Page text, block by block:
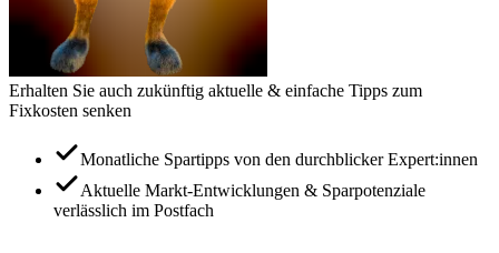
Erhalten Sie auch zukünftig aktuelle & einfache Tipps zum
Fixkosten senken
Monatliche Spartipps von den durchblicker Expert:innen
Aktuelle Markt-Entwicklungen & Sparpotenziale
verlässlich im Postfach